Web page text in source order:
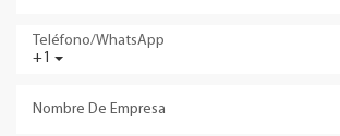
+1
Teléfono/WhatsApp
Nombre De Empresa